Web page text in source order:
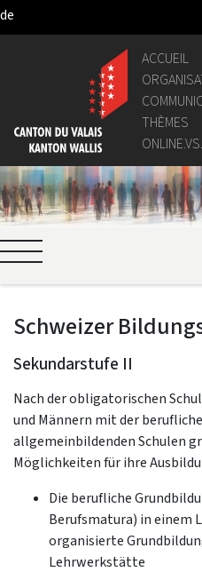
Saut au contenu principal
de
ACCUEIL
THÈMES
Schweizer
Sekundarstufe II
Nach der obligatorischen
und Männern mit der
allgemeinbildenden Schulen
Möglichkeiten für ihre
Die berufliche
Berufsmatura) in einem
organisierte
Lehrwerkstätte